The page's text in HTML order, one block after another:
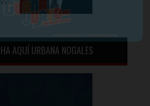
AQUÍ URBANA NOGALES